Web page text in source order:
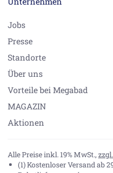
Jobs
Presse
Standorte
Über uns
Vorteile bei Megabad
MAGAZIN
Aktionen
Alle Preise inkl. 19% MwSt.,
(1) Kostenloser Versand ab